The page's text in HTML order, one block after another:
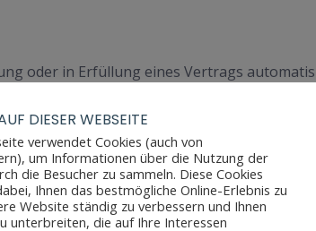
oder in Erfüllung eines Vertrags
Sofern Sie die direkte Übertragung der
vertraulicher Inhalte, wie zum
Verbindung erkennen Sie
DIESER WEBSEITE
verwendet Cookies (auch von
um Informationen über die Nutzung der
die Besucher zu sammeln. Diese Cookies
Ihnen das bestmögliche Online-Erlebnis zu
Website ständig zu verbessern und Ihnen
unterbreiten, die auf Ihre Interessen